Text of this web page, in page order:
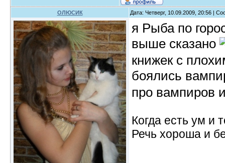
ОЛЮСИК Дата: Четверг, 10.09.2009, 20:56 |
я Рыба по
выше сказано
книжек с
боялись
про вампиров
Когда есть ум и
Речь хороша и